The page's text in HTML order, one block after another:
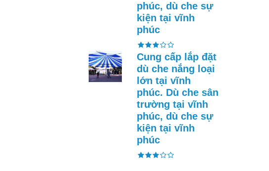
phúc, dù che sự
kiện tại vĩnh
phúc
Cung cấp lắp đặt
dù che nắng loại
lớn tại vĩnh
phúc. Dù che sân
trường tại vĩnh
phúc, dù che sự
kiện tại vĩnh
phúc